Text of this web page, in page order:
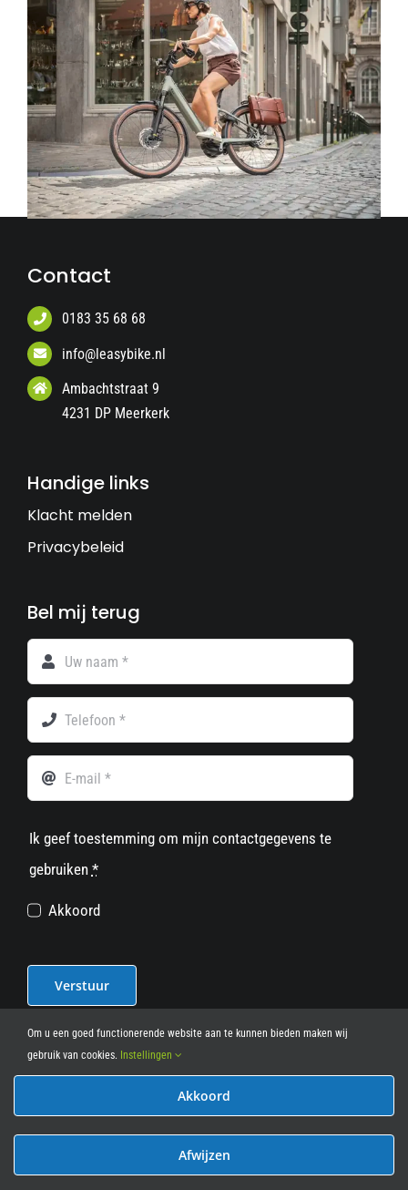
Contact
0183 35 68 68
info@leasybike.nl
Ambachtstraat 9
4231 DP Meerkerk
Handige links
Klacht melden
Privacybeleid
Bel mij terug
Ik geef toestemming om mijn contactgegevens te
gebruiken *
Akkoord
Verstuur
© 2012 - 2026• Leasy Bike • All Rights Reserved • powered
Om u een goed functionerende website aan te kunnen bieden maken wij
gebruik van cookies. Instellingen
Akkoord
Afwijzen